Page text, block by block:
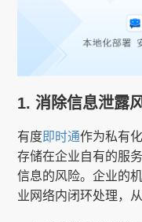
1. 消除信息泄露
有度即时通作为私有
存储在企业自有的服
信息的风险。企业的
业网络内闭环处理，